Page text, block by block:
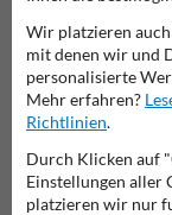
Parkplatzschilder
Wir platzieren
mit denen wir und
personalisierte
Mehr erfahren?
Richtlinien.
Durch Klicken auf
Einstellungen aller
platzieren wir nur